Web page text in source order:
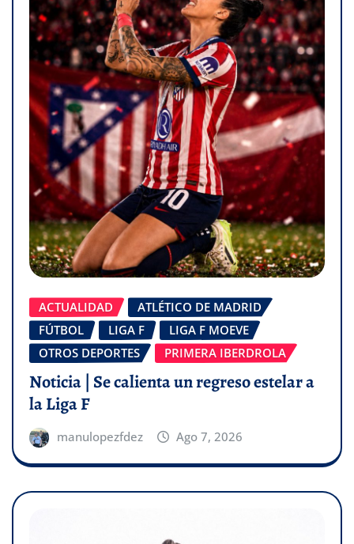
ACTUALIDAD
ATLÉTICO DE MADRID
FÚTBOL
LIGA F
LIGA F MOEVE
OTROS DEPORTES
PRIMERA IBERDROLA
Noticia | Se calienta un regreso estelar a
la Liga F
manulopezfdez Ago 7, 2026